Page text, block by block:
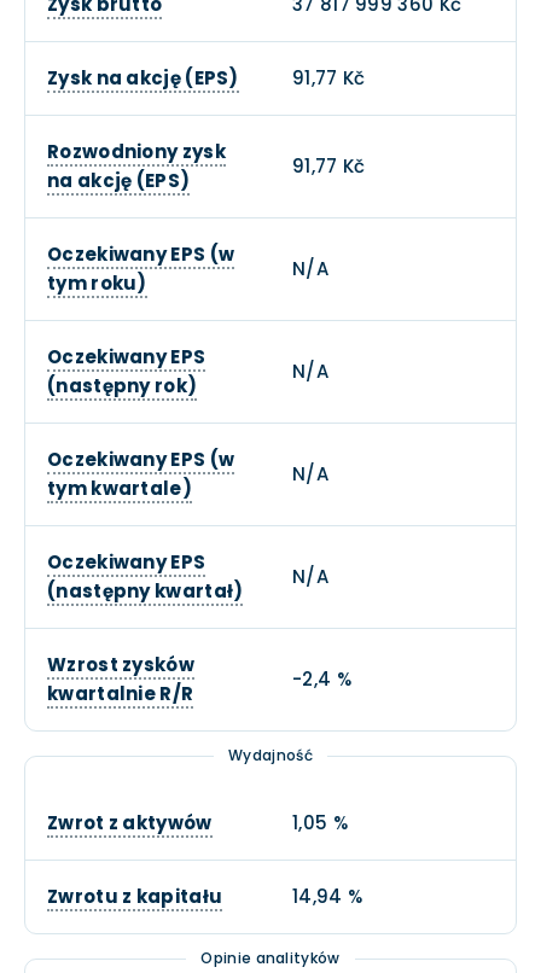
Zysk na akcję (EPS) 91,77 Kč
Rozwodniony zysk
na akcję (EPS)
91,77 Kč
Oczekiwany EPS (w
tym roku)
N/A
Oczekiwany EPS
(następny rok)
N/A
Oczekiwany EPS (w
tym kwartale)
N/A
Oczekiwany EPS
(następny kwartał)
N/A
Wzrost zysków
kwartalnie R/R
-2,4 %
Wydajność
Zwrot z aktywów 1,05 %
Zwrotu z kapitału 14,94 %
Opinie analityków